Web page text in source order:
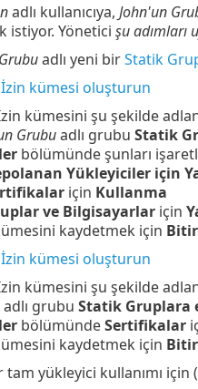
adlı kullanıcıya, John'un
istiyor. Yönetici şu adımları
adlı yeni birStatik
İzin kümesi oluşturun
kümesini şu şekilde
Grubuadlı grubu Statik
bölümünde şunları
Yükleyiciler için
için Kullanma
ve Bilgisayarlariçin
kaydetmek için Bitir
İzin kümesi oluşturun
kümesini şu şekilde
adlı grubu Statik Gruplara
bölümündeSertifikalar
kaydetmek için Bitir
tam yükleyici kullanımı